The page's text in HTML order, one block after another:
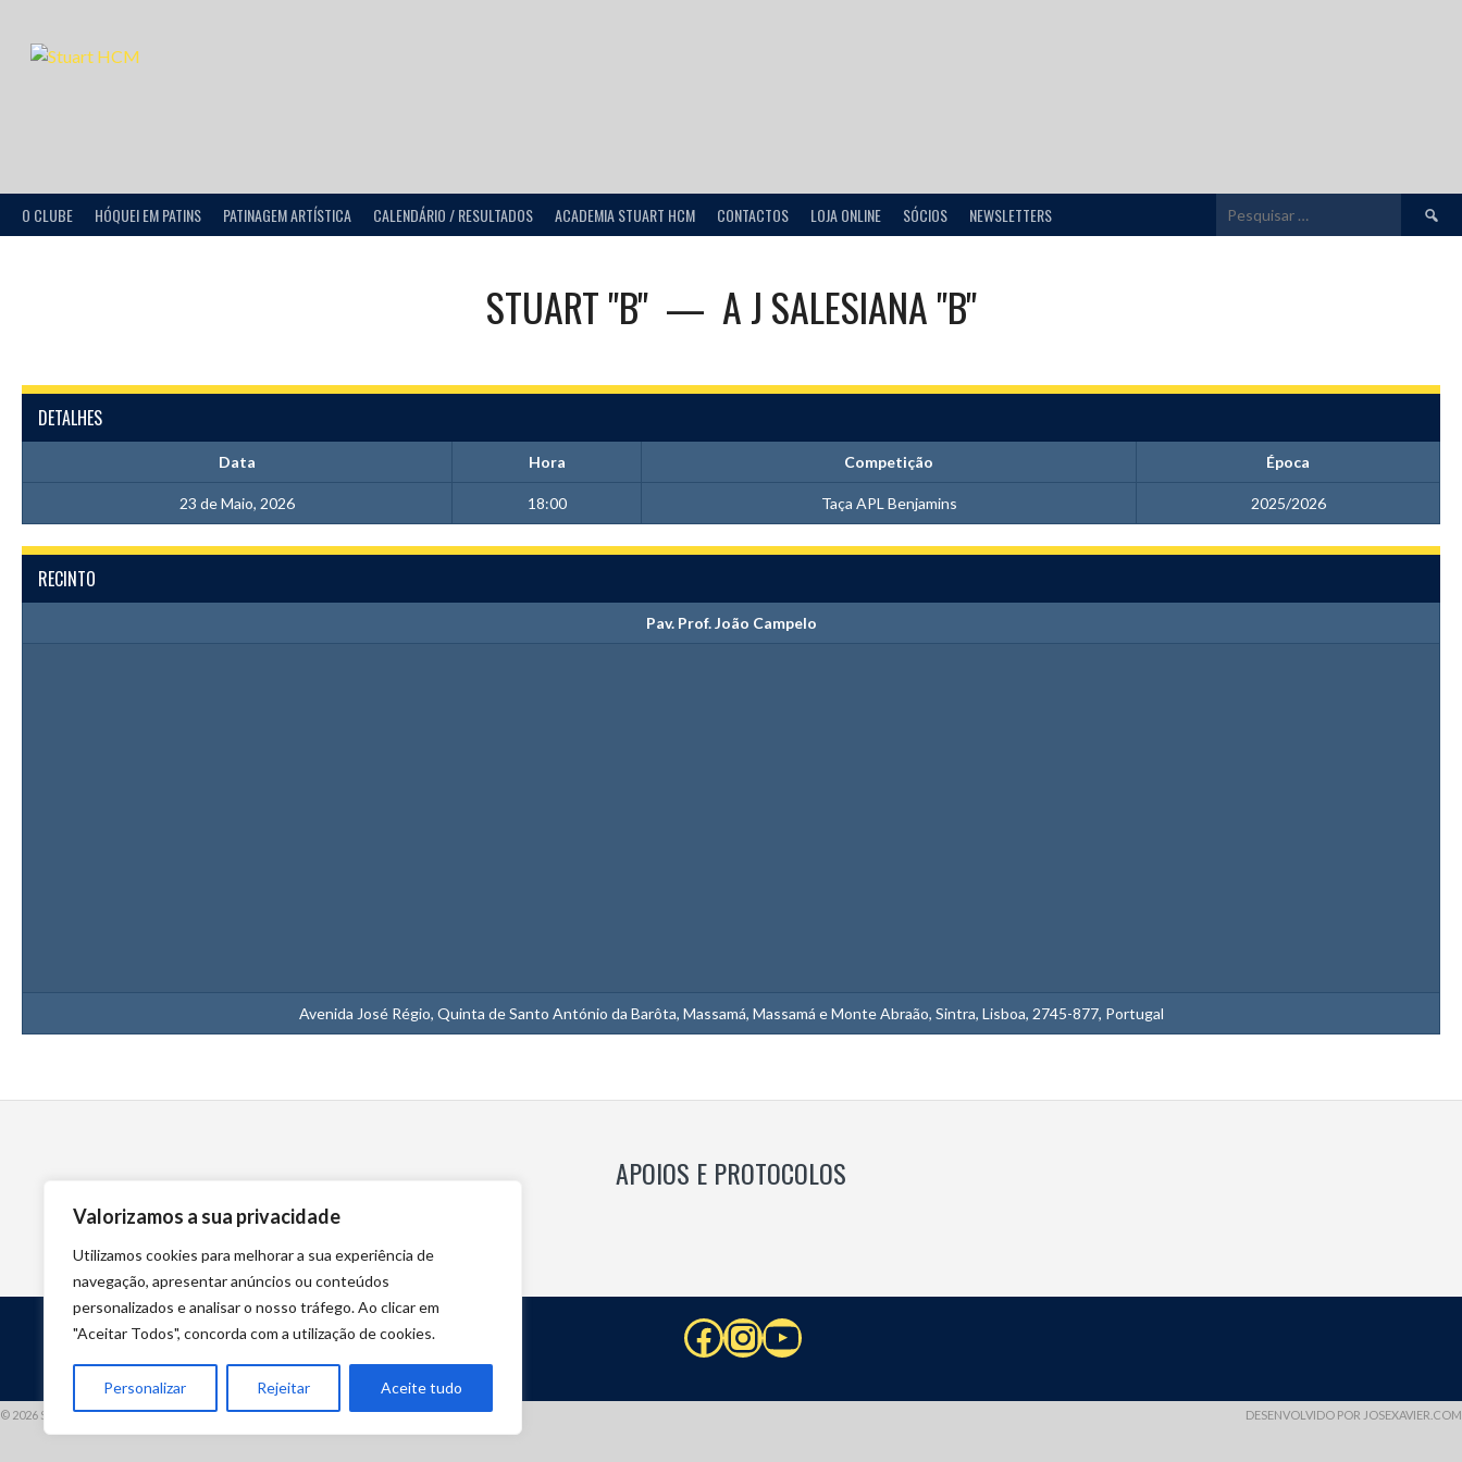
Valorizamos a sua privacidade
Utilizamos cookies para melhorar a sua experiência de
navegação, apresentar anúncios ou conteúdos
personalizados e analisar o nosso tráfego. Ao clicar em
"Aceitar Todos", concorda com a utilização de cookies.
Personalizar Rejeitar Aceite tudo
O CLUBE HÓQUEI EM PATINS PATINAGEM ARTÍSTICA CALENDÁRIO / RESULTADOS ACADEMIA STUART HCM CONTACTOS LOJA ONLINE SÓCIOS NEWSLETTERS
por:
STUART "B" — A J SALESIANA "B"
DETALHES
Data Hora Competição Época
23 de Maio, 2026 18:00 Taça APL Benjamins 2025/2026
RECINTO
Pav. Prof. João Campelo
Avenida José Régio, Quinta de Santo António da Barôta, Massamá, Massamá e Monte Abraão, Sintra, Lisboa, 2745-877, Portugal
APOIOS E PROTOCOLOS
Facebook
Instagram
YouTube
© 2026 STUART HCM | TODOS OS DIREITOS RESERVADOS DESENVOLVIDO POR JOSEXAVIER.COM